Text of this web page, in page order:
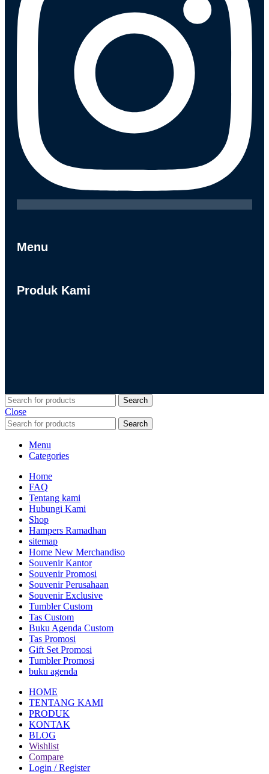
Menu
Produk Kami
Search
Close
Search
Menu
Categories
Home
FAQ
Tentang kami
Hubungi Kami
Shop
Hampers Ramadhan
sitemap
Home New Merchandiso
Souvenir Kantor
Souvenir Promosi
Souvenir Perusahaan
Souvenir Exclusive
Tumbler Custom
Tas Custom
Buku Agenda Custom
Tas Promosi
Gift Set Promosi
Tumbler Promosi
buku agenda
HOME
TENTANG KAMI
PRODUK
KONTAK
BLOG
Wishlist
Compare
Login / Register